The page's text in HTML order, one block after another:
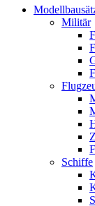
Militär
Schiffe